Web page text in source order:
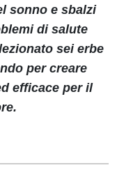
sonno e sbalzi
di salute
sei erbe
per creare
efficace per il